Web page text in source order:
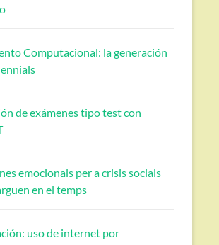
Computacional: la generación
de exámenes tipo test con
emocionals per a crisis socials
en el temps
uso de internet por